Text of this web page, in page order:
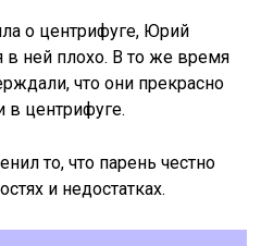
о центрифуге, Юрий
в ней плохо. В то же время
что они прекрасно
в центрифуге.
то, что парень честно
и недостатках.